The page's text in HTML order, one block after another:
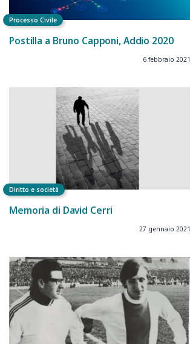
Processo Civile
Postilla a Bruno Capponi, Addio 2020
6 febbraio 2021
Diritto e società
Memoria di David Cerri
27 gennaio 2021